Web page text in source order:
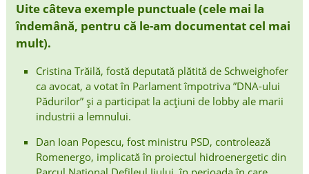
Uite câteva exemple punctuale (cele mai la
îndemână, pentru că le-am documentat cel mai
mult).
Cristina Trăilă, fostă deputată plătită de Schweighofer
ca avocat, a votat în Parlament împotriva ”DNA-ului
Pădurilor” și a participat la acțiuni de lobby ale marii
industrii a lemnului.
Dan Ioan Popescu, fost ministru PSD, controlează
Romenergo, implicată în proiectul hidroenergetic din